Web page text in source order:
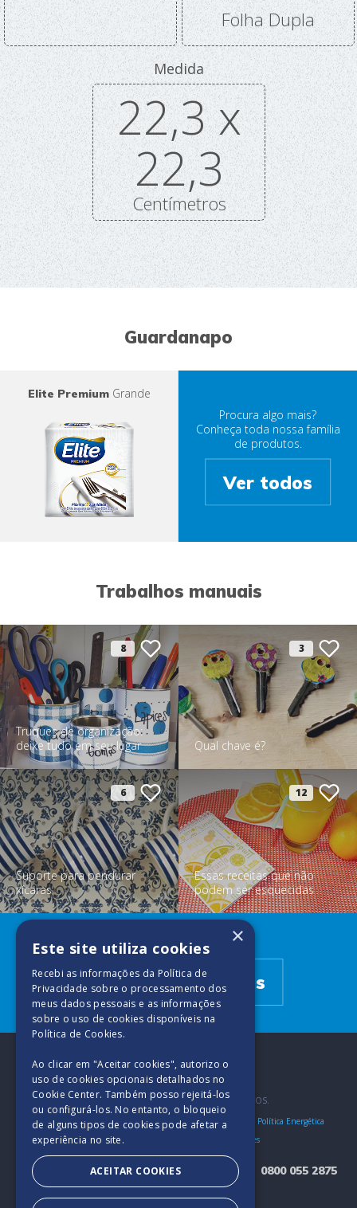
Folha Dupla
Medida
22,3 x
22,3
Centímetros
Guardanapo
Elite Premium Grande
Procura algo mais?
Conheça toda nossa família
de produtos.
Ver todos
Trabalhos manuais
8
Truques de organização:
deixe tudo em seu lugar
3
Qual chave é?
6
Suporte para pendurar
xícaras
12
Essas receitas que não
podem ser esquecidas
Trabalhos manuais
2025. TODOS OS DIREITOS RESERVADOS.
Bases e Condições
Política de Privacidade e Segurança
Política Energética
Política de Qualidade
Política de Cookies
0800 055 2875
×
Este site utiliza cookies
Recebi as informações da Política de
Privacidade sobre o processamento dos
meus dados pessoais e as informações
sobre o uso de cookies disponíveis na
Política de Cookies.
Ao clicar em "Aceitar cookies", autorizo ​​o
uso de cookies opcionais detalhados no
Cookie Center. Também posso rejeitá-los
ou configurá-los. No entanto, o bloqueio
de alguns tipos de cookies pode afetar a
experiência no site.
ACEITAR COOKIES